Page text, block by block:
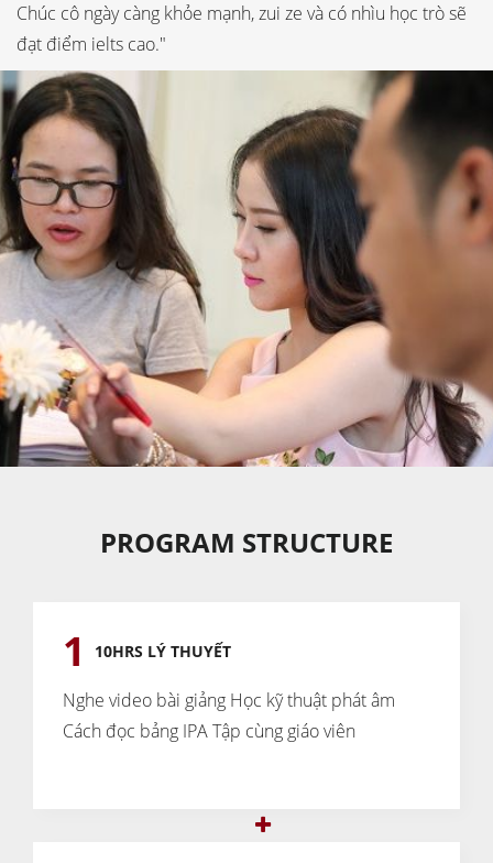
Chúc cô ngày càng khỏe mạnh, zui ze và có nhìu học trò sẽ
đạt điểm ielts cao."
PROGRAM STRUCTURE
1 10HRS LÝ THUYẾT
Nghe video bài giảng Học kỹ thuật phát âm
Cách đọc bảng IPATập cùng giáo viên